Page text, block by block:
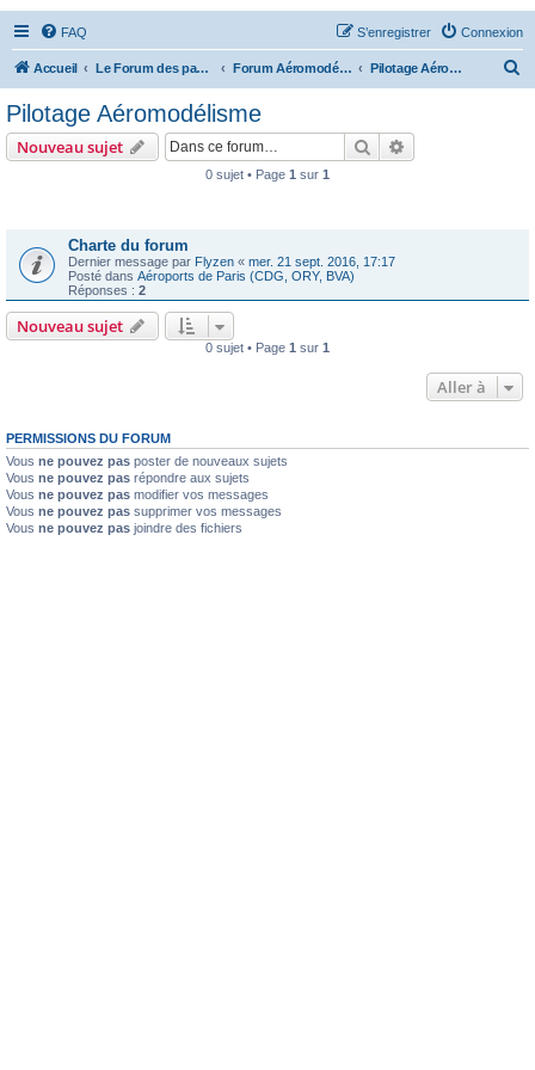
FAQ Connexion
S’enregistrer
Accueil Le Forum des passionnés d'aviation Forum Aéromodélisme Pilotage Aéromodélisme
Pilotage Aéromodélisme
Nouveau sujet Rechercher
0 sujet • Page 1 sur 1
Charte du forum
Dernier message par Flyzen « mer. 21 sept. 2016, 17:17
Posté dans Aéroports de Paris (CDG, ORY, BVA)
Réponses : 2
Nouveau sujet
0 sujet • Page 1 sur 1
Aller à
PERMISSIONS DU FORUM
Vous ne pouvez pas poster de nouveaux sujets
Vous ne pouvez pas répondre aux sujets
Vous ne pouvez pas modifier vos messages
Vous ne pouvez pas supprimer vos messages
Vous ne pouvez pas joindre des fichiers